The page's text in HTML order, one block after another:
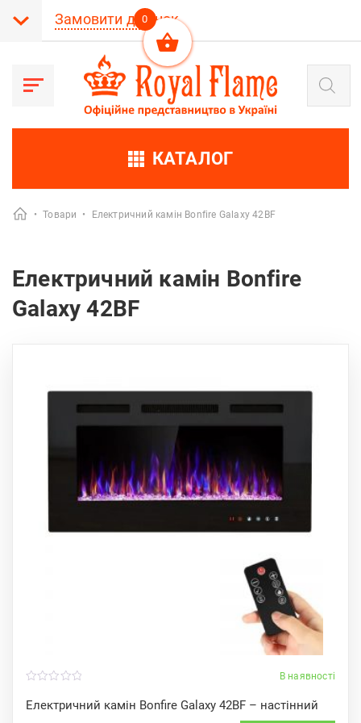
Замовити дзвінок
Пошук
товарів
КАТАЛОГ
• Товари • Електричний камін Bonfire Galaxy 42BF
Електричний камін Bonfire
Galaxy 42BF
В наявності
Електричний камін Bonfire Galaxy 42BF – настінний
o
u
0